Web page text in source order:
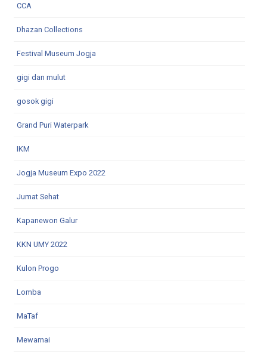
CCA
Dhazan Collections
Festival Museum Jogja
gigi dan mulut
gosok gigi
Grand Puri Waterpark
IKM
Jogja Museum Expo 2022
Jumat Sehat
Kapanewon Galur
KKN UMY 2022
Kulon Progo
Lomba
MaTaf
Mewarnai